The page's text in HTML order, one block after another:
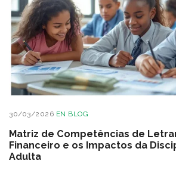
30/03/2026 EN BLOG
Matriz de Competências de
Financeiro e os Impactos da
Adulta